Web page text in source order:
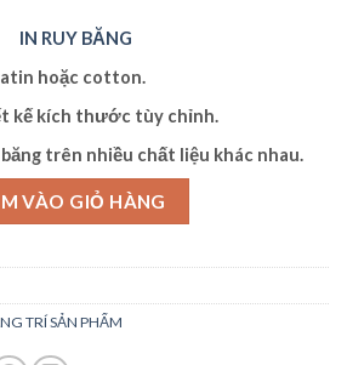
IN RUY BĂNG
hoặc cotton.
kế kích thước tùy chỉnh.
trên nhiều chất liệu khác nhau.
VÀO GIỎ HÀNG
TRÍ SẢN PHẨM